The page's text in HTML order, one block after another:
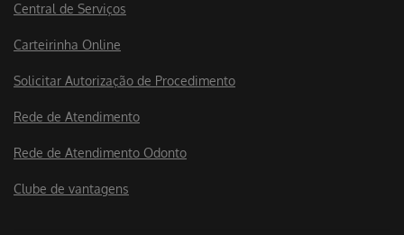
Central de Serviços
Carteirinha Online
Solicitar Autorização de Procedimento
Rede de Atendimento
Rede de Atendimento Odonto
Clube de vantagens